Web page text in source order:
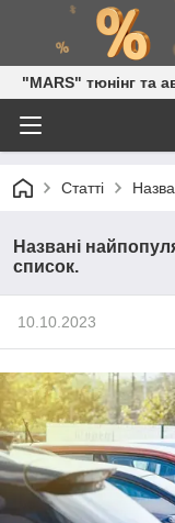
"MARS" тюнінг та
Статті
Названі
список.
10.10.2023